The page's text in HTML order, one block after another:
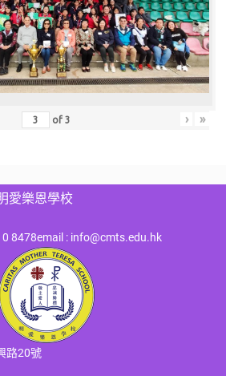
of3 › »
愛樂恩學校
8478email : info@cmts.edu.hk
路20號